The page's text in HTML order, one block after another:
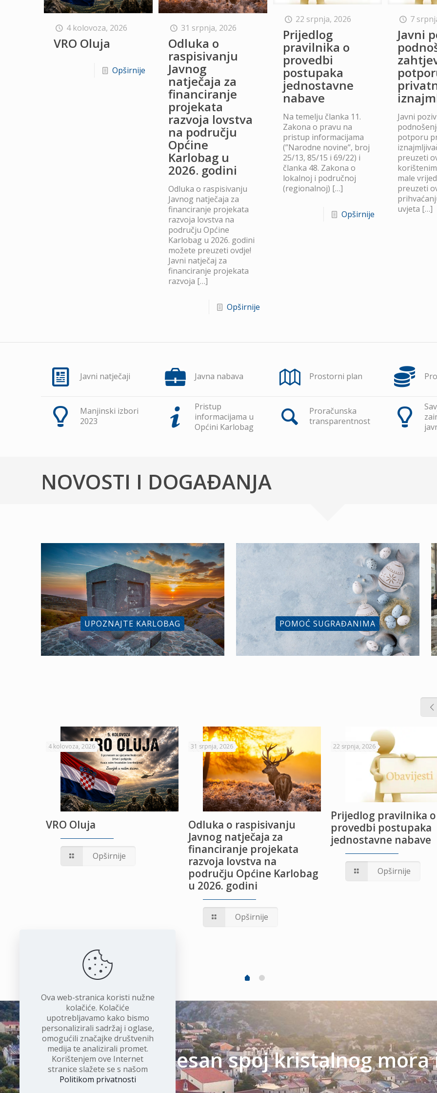
4 kolovoza, 2026
VRO Oluja
Opširnije
31 srpnja, 2026
Odluka o
raspisivanju
Javnog
natječaja za
financiranje
projekata
razvoja lovstva
na području
Općine
Karlobag u
2026. godini
Odluka o raspisivanju
Javnog natječaja za
financiranje projekata
razvoja lovstva na
području Općine
Karlobag u 2026. godini
možete preuzeti ovdje!
Javni natječaj za
financiranje projekata
razvoja […]
Opširnije
22 srpnja, 2026
Prijedlog
pravilnika o
provedbi
postupaka
jednostavne
nabave
Na temelju članka 11.
Zakona o pravu na
pristup informacijama
(”Narodne novine”, broj
25/13, 85/15 i 69/22) i
članka 48. Zakona o
lokalnoj i područnoj
(regionalnoj) […]
Opširnije
7
Javni
Javni
potporu
preuzeti
male
preuzeti
uvjeta […]
Javni natječaji Javna nabava Prostorni plan
Manjinski izbori
2023
Pristup
informacijama u
Općini Karlobag
Proračunska
transparentnost
NOVOSTI I DOGAĐANJA
UPOZNAJTE KARLOBAG POMOĆ SUGRAĐANIMA
4 kolovoza, 2026
VRO Oluja
Opširnije
31 srpnja, 2026
Odluka o raspisivanju
Javnog natječaja za
financiranje projekata
razvoja lovstva na
području Općine Karlobag
u 2026. godini
Opširnije
22 srpnja, 2026
Prijedlog pravilnika o
provedbi postupaka
jednostavne nabave
Opširnije
Čudesan spoj kristalnog
Ova web-stranica koristi nužne
kolačiće. Kolačiće
upotrebljavamo kako bismo
personalizirali sadržaj i oglase,
omogućili značajke društvenih
medija te analizirali promet.
Korištenjem ove Internet
stranice slažete se s našom
Politikom privatnosti